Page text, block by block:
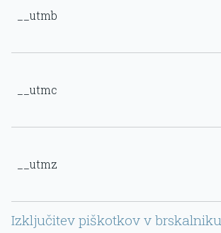
__utmb
__utmc
__utmz
Izključitev piškotkov v brskalniku